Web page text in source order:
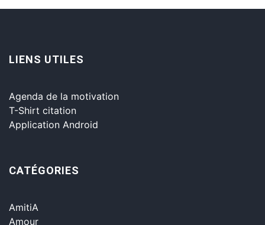
LIENS UTILES
Agenda de la motivation
T-Shirt citation
Application Android
CATÉGORIES
AmitiA
Amour